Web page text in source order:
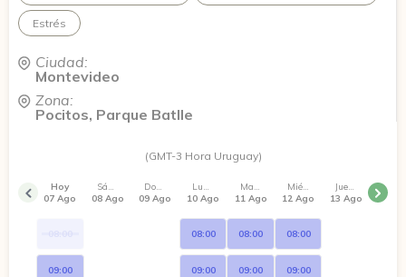
Estrés
Ciudad:
Montevideo
Zona:
Pocitos, Parque Batlle
(GMT-3 Hora Uruguay)
Hoy
07 Ago
09:00
Sábado
08 Ago
Domingo
09 Ago
Lunes
10 Ago
08:00
09:00
Martes
11 Ago
08:00
09:00
Miércoles
12 Ago
08:00
09:00
Jueves
13 Ago